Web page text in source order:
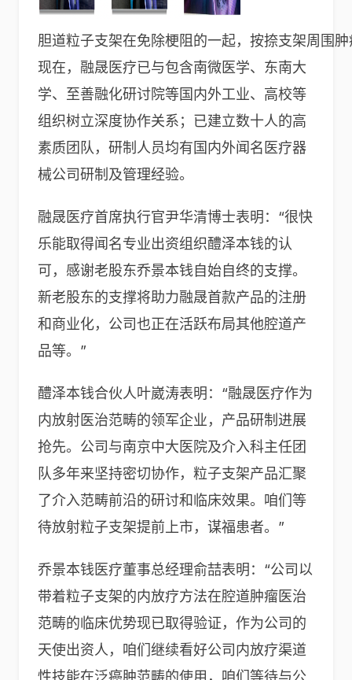
胆道粒子支架在免除梗阻的一起，按捺支架周围
现在，融晟医疗已与包含南微医学、东南大
学、至善融化研讨院等国内外工业、高校等
组织树立深度协作关系；已建立数十人的高
素质团队，研制人员均有国内外闻名医疗器
械公司研制及管理经验。
融晟医疗首席执行官尹华清博士表明：“很快
乐能取得闻名专业出资组织醴泽本钱的认
可，感谢老股东乔景本钱自始自终的支撑。
新老股东的支撑将助力融晟首款产品的注册
和商业化，公司也正在活跃布局其他腔道产
品等。”
醴泽本钱合伙人叶崴涛表明：“融晟医疗作为
内放射医治范畴的领军企业，产品研制进展
抢先。公司与南京中大医院及介入科主任团
队多年来坚持密切协作，粒子支架产品汇聚
了介入范畴前沿的研讨和临床效果。咱们等
待放射粒子支架提前上市，谋福患者。”
乔景本钱医疗董事总经理俞喆表明：“公司以
带着粒子支架的内放疗方法在腔道肿瘤医治
范畴的临床优势现已取得验证，作为公司的
天使出资人，咱们继续看好公司内放疗渠道
性技能在泛癌肿范畴的使用，咱们等待与公